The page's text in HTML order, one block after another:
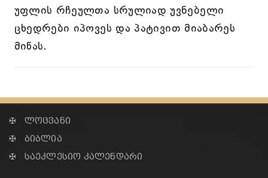
უფლის რჩეულთა სრულიად უვნებელი
ცხედრები იპოვეს და პატივით მიაბარეს
მიწას.
✠ ლოცვანი
✠ ბიბლია
✠ საეკლესიო კალენდარი